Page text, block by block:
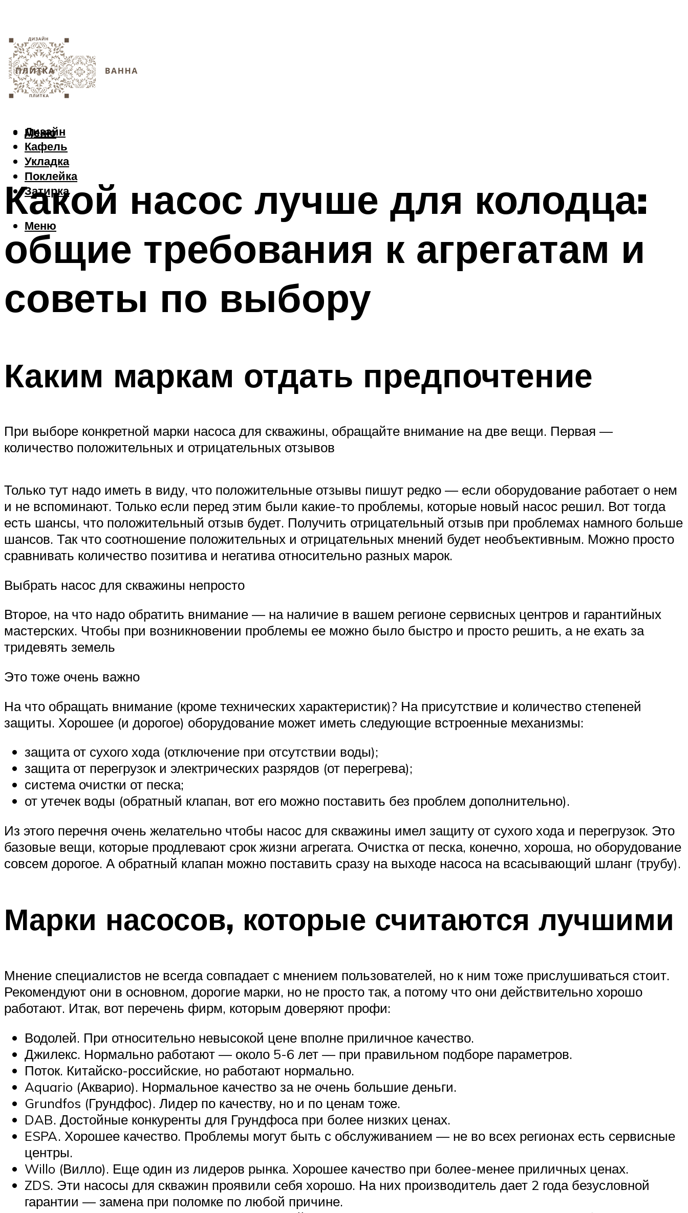
Дизайн
Кафель
Укладка
Поклейка
Затирка
Меню
Меню
Какой насос лучше для колодца:
общие требования к агрегатам и
советы по выбору
Каким маркам отдать предпочтение
При выборе конкретной марки насоса для скважины, обращайте внимание на две вещи. Первая —
количество положительных и отрицательных отзывов
Только тут надо иметь в виду, что положительные отзывы пишут редко — если оборудование работает о нем
и не вспоминают. Только если перед этим были какие-то проблемы, которые новый насос решил. Вот тогда
есть шансы, что положительный отзыв будет. Получить отрицательный отзыв при проблемах намного больше
шансов. Так что соотношение положительных и отрицательных мнений будет необъективным. Можно просто
сравнивать количество позитива и негатива относительно разных марок.
Выбрать насос для скважины непросто
Второе, на что надо обратить внимание — на наличие в вашем регионе сервисных центров и гарантийных
мастерских. Чтобы при возникновении проблемы ее можно было быстро и просто решить, а не ехать за
тридевять земель
Это тоже очень важно
На что обращать внимание (кроме технических характеристик)? На присутствие и количество степеней
защиты. Хорошее (и дорогое) оборудование может иметь следующие встроенные механизмы:
защита от сухого хода (отключение при отсутствии воды);
защита от перегрузок и электрических разрядов (от перегрева);
система очистки от песка;
от утечек воды (обратный клапан, вот его можно поставить без проблем дополнительно).
Из этого перечня очень желательно чтобы насос для скважины имел защиту от сухого хода и перегрузок. Это
базовые вещи, которые продлевают срок жизни агрегата. Очистка от песка, конечно, хороша, но оборудование
совсем дорогое. А обратный клапан можно поставить сразу на выходе насоса на всасывающий шланг (трубу).
Марки насосов, которые считаются лучшими
Мнение специалистов не всегда совпадает с мнением пользователей, но к ним тоже прислушиваться стоит.
Рекомендуют они в основном, дорогие марки, но не просто так, а потому что они действительно хорошо
работают. Итак, вот перечень фирм, которым доверяют профи:
Водолей. При относительно невысокой цене вполне приличное качество.
Джилекс. Нормально работают — около 5-6 лет — при правильном подборе параметров.
Поток. Китайско-российские, но работают нормально.
Aquario (Акварио). Нормальное качество за не очень большие деньги.
Grundfos (Грундфос). Лидер по качеству, но и по ценам тоже.
DAB. Достойные конкуренты для Грундфоса при более низких ценах.
ESPA. Хорошее качество. Проблемы могут быть с обслуживанием — не во всех регионах есть сервисные
центры.
Willo (Вилло). Еще один из лидеров рынка. Хорошее качество при более-менее приличных ценах.
ZDS. Эти насосы для скважин проявили себя хорошо. На них производитель дает 2 года безусловной
гарантии — замена при поломке по любой причине.